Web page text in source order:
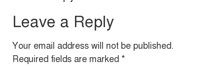
Leave a Reply
Your email address will not be published.
Required fields are marked *